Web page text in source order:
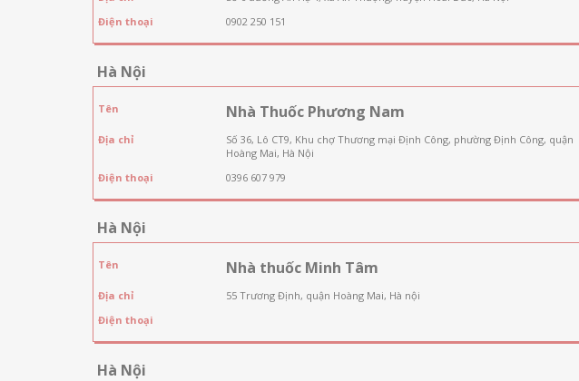
Điện thoại
0902 250 151
Hà Nội
Tên Nhà Thuốc Phương Nam
Địa chỉ
Số 36, Lô CT9, Khu chợ Thương mại Định Công, phường Định Công, quận
Hoàng Mai, Hà Nội
Điện thoại
0396 607 979
Hà Nội
Tên Nhà thuốc Minh Tâm
Địa chỉ
55 Trương Định, quận Hoàng Mai, Hà nội
Điện thoại
Hà Nội